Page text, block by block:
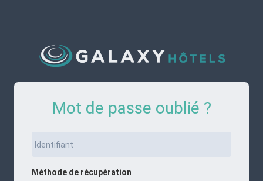
Mot de passe oublié ?
Méthode de récupération